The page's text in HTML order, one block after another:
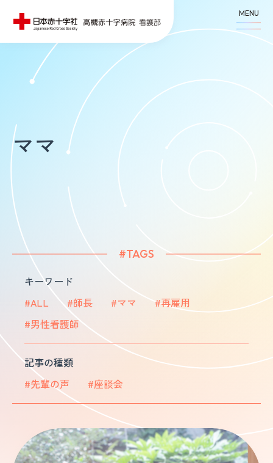
MENU
ママ
#TAGS
キーワード
#ALL
#師長 #ママ
#再雇用
#男性看護師
記事の種類
#先輩の声
#座談会